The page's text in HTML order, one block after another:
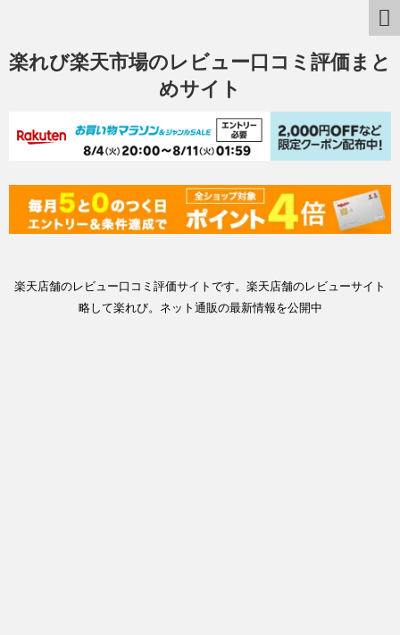
楽れび楽天市場のレビュー口コミ評価まと
めサイト
楽天店舗のレビュー口コミ評価サイトです。楽天店舗のレビューサイト
略して楽れび。ネット通販の最新情報を公開中